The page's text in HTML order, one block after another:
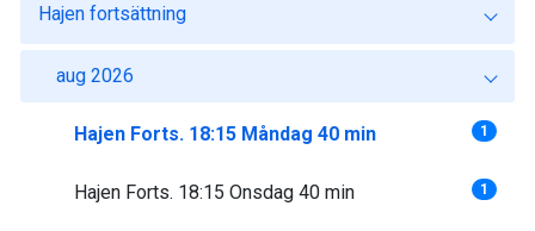
Hajen fortsättning
aug 2026
Hajen Forts. 18:15 Måndag 40 min 1
Hajen Forts. 18:15 Onsdag 40 min 1